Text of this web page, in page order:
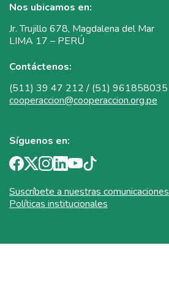
Nos ubicamos en:
Jr. Trujillo 678, Magdalena del Mar
LIMA 17 – PERÚ
Contáctenos:
(511) 39 47 212 / (51) 961858035
cooperaccion@cooperaccion.org.pe
Síguenos en:
Suscríbete a nuestras comunicaciones
Políticas institucionales